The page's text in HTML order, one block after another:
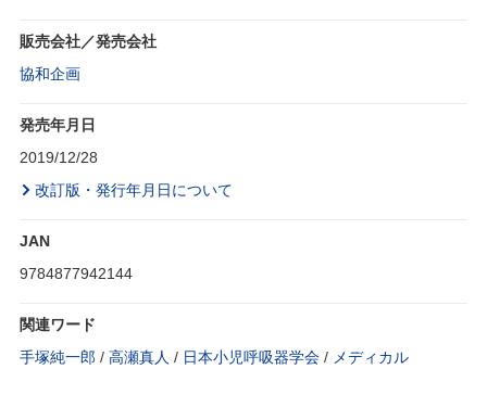
販売会社／発売会社
協和企画
発売年月日
2019/12/28
改訂版・発行年月日について
JAN
9784877942144
関連ワード
手塚純一郎 / 高瀬真人 / 日本小児呼吸器学会 / メディカル